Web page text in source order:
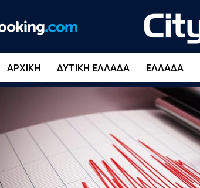
ΑΡΧΙΚΉ ΔΥΤΙΚΉ ΕΛΛΆΔΑ ΕΛΛΆΔΑ